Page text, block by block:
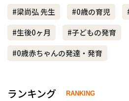
#梁尚弘 先生 #0歳の育児
#生後0ヶ月
#子どもの発育
#0歳赤ちゃんの発達・発育
ランキング RANKING